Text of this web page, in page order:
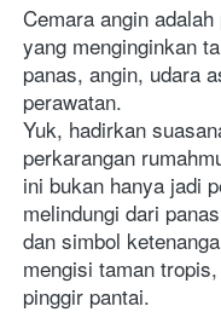
Cemara angin
yang menginginkan
panas, angin, udara
perawatan.
Yuk, hadirkan
perkarangan
ini bukan hanya jadi
melindungi dari
dan simbol
mengisi taman
pinggir pantai.